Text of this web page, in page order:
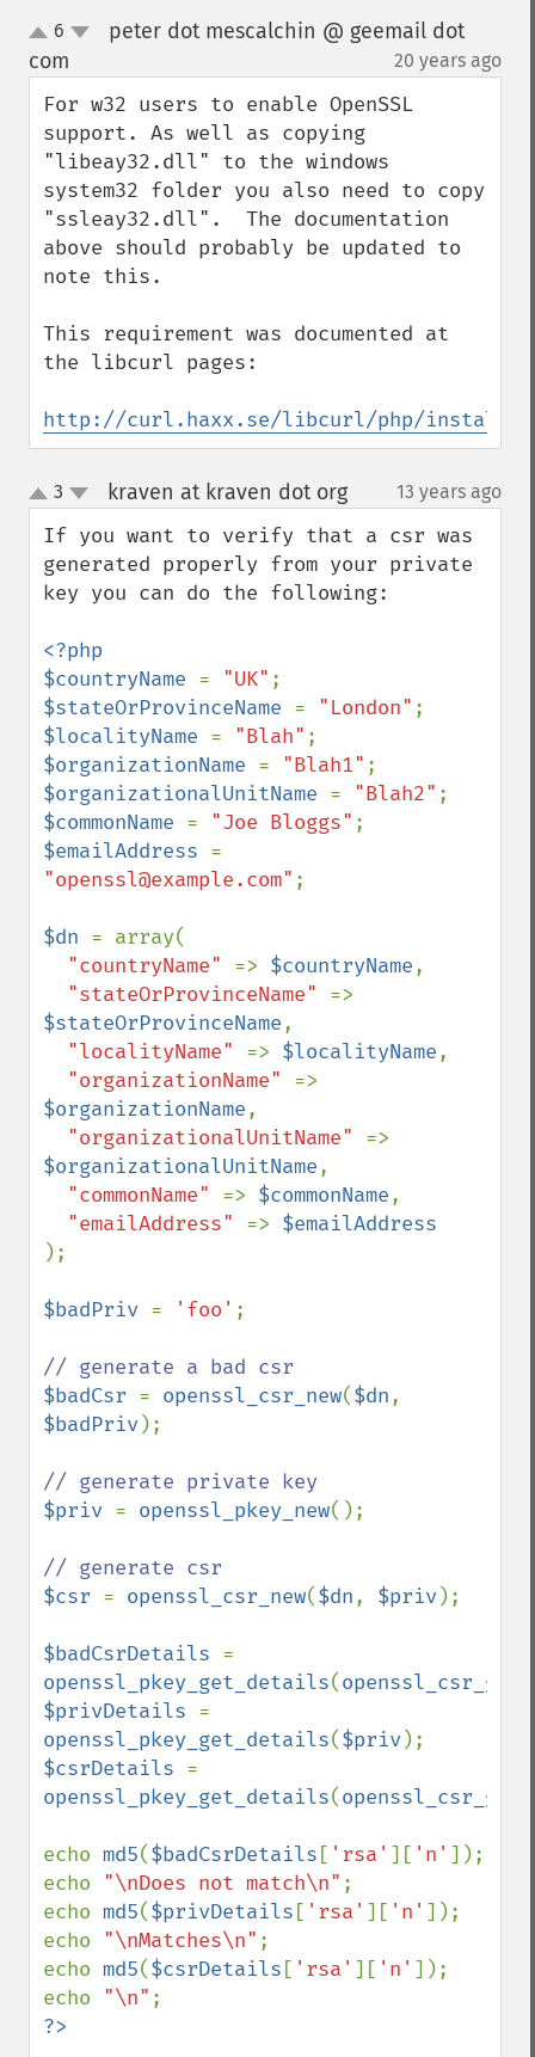
up6
peter dot mescalchin @ geemail dot
com
20 years ago
For w32 users to enable OpenSSL
support. As well as copying
"libeay32.dll" to the windows
system32 folder you also need to copy
"ssleay32.dll".  The documentation
above should probably be updated to
note this.
This requirement was documented at
the libcurl pages:
http://curl.haxx.se/libcurl/php/
up
down
3 kraven at kraven dot org¶ 13 years ago
If you want to verify that a csr was
generated properly from your private
key you can do the following:
<?php
$countryName = "UK"
$stateOrProvinceName = "London"
$localityName = "Blah"
$organizationName = "Blah1"
$organizationalUnitName = "Blah2"
$commonName = "Joe Bloggs"
$emailAddress
"openssl@example.com" ;
$dn = array(
"countryName" => $countryName,
"stateOrProvinceName"
$stateOrProvinceName,
"localityName" => $localityName,
"organizationName"
$organizationName,
"organizationalUnitName"
$organizationalUnitName,
"commonName" => $commonName,
"emailAddress" =>
);
$badPriv = 'foo' ;
$badCsr = openssl_csr_new($dn
$badPriv);
$priv = openssl_pkey_new();
$csr = openssl_csr_new($dn, $priv);
$badCsrDetails
openssl_pkey_get_details(
$privDetails
openssl_pkey_get_details($priv
$csrDetails
openssl_pkey_get_details(
echo md5($badCsrDetails [ 'rsa' ][ 'n' ]);
echo "\nDoes not match\n" ;
echo md5($privDetails [ 'rsa' ][ 'n' ]);
echo "\nMatches\n" ;
echo md5($csrDetails [ 'rsa' ][ 'n' ]);
echo "\n"